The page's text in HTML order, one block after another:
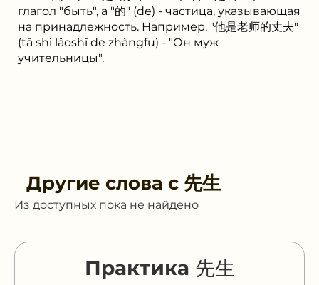
глагол "быть", а "的" (de) - частица, указывающая
на принадлежность. Например, "他是老师的丈夫"
(tā shì lǎoshī de zhàngfu) - "Он муж
учительницы".
Другие слова с 先生
Из доступных пока не найдено
Практика 先生